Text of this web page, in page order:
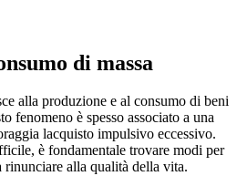
di massa
alla produzione e al consumo di beni
fenomeno è spesso associato a una
lacquisto impulsivo eccessivo.
è fondamentale trovare modi per
rinunciare alla qualità della vita.